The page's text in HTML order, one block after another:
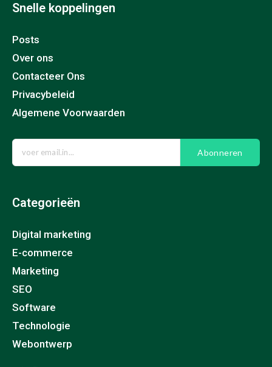
Snelle koppelingen
Posts
Over ons
Contacteer Ons
Privacybeleid
Algemene Voorwaarden
Abonneren
Categorieën
Digital marketing
E-commerce
Marketing
SEO
Software
Technologie
Webontwerp